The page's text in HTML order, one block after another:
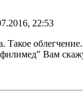
22:53
Такое
Вам